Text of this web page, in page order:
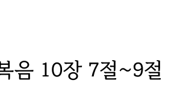
음 10장 7절~9절